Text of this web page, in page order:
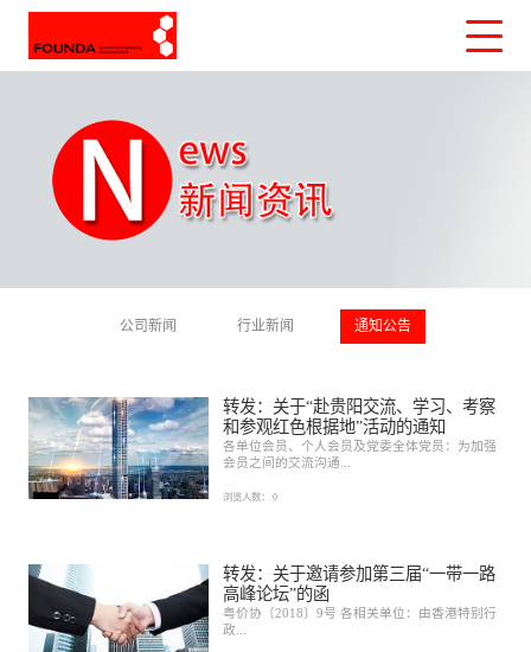
公司新闻 行业新闻 通知公告
转发：关于“赴贵阳交流、学习、考察
和参观红色根据地”活动的通知
各单位会员、个人会员及党委全体党员：为加强
会员之间的交流沟通...
浏览人数： 0
转发：关于邀请参加第三届“一带一路
高峰论坛”的函
粤价协〔2018〕9号 各相关单位：由香港特别行
政...